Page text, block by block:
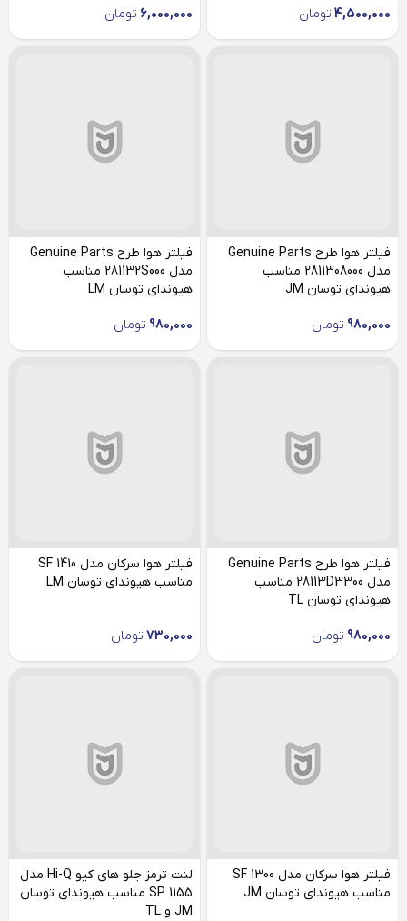
4,500,000 تومان 6,000,000 تومان
فیلتر هوا طرح Genuine Parts
مدل 2811308000 مناسب
هیوندای توسان JM
980,000 تومان
فیلتر هوا طرح Genuine Parts
مدل 281132S000 مناسب
هیوندای توسان LM
980,000 تومان
فیلتر هوا طرح Genuine Parts
مدل 28113D3300 مناسب
هیوندای توسان TL
980,000 تومان
فیلتر هوا سرکان مدل SF 1410
مناسب هیوندای توسان LM
730,000 تومان
فیلتر هوا سرکان مدل SF 1300
مناسب هیوندای توسان JM
لنت ترمز جلو های کیو Hi-Q مدل
SP 1155 مناسب هیوندای توسان
JM و TL